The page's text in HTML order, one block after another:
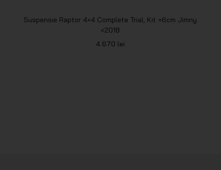
Suspensie Raptor 4×4 Complete Trial, Kit +6cm Jimny
<2018
4.670 lei